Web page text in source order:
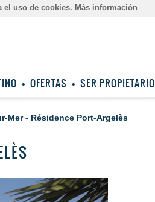
el uso de cookies. Más información
OFERTAS SER PROPIETARIO
Mer - Résidence Port-Argelès